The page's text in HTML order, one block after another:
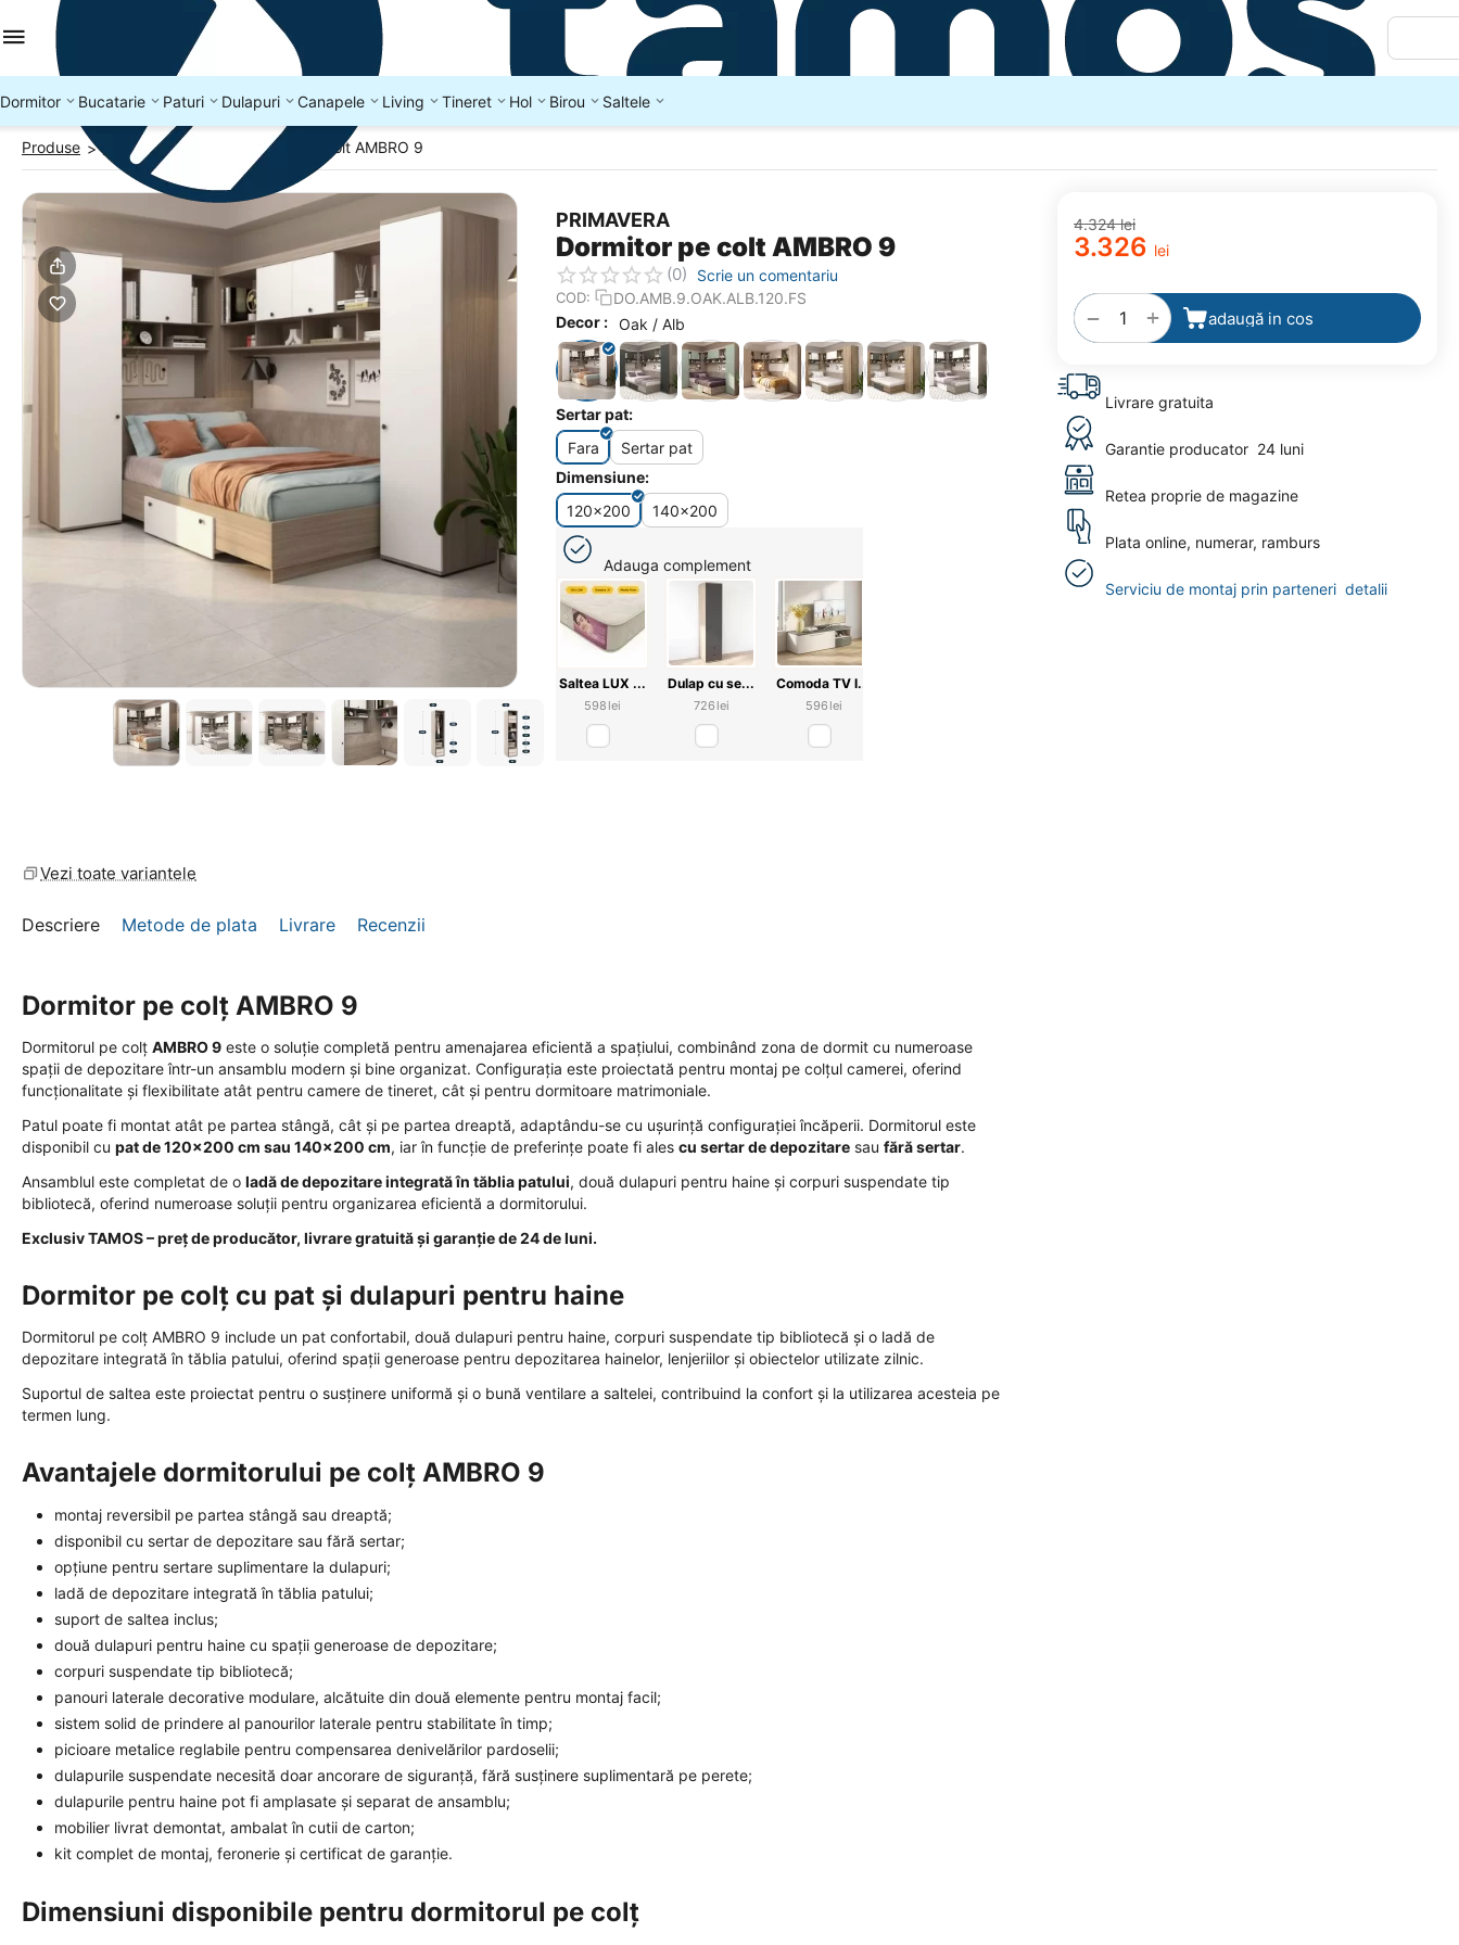
Dormitor Bucatarie Paturi Dulapuri Canapele Living Tineret Hol Birou Saltele
Produse > Dormitoare colt Dormitor pe colt AMBRO 9
PRIMAVERA
Dormitor pe colt AMBRO 9
(0) Scrie un comentariu
COD:
DO.AMB.9.OAK.ALB.120.FS
Decor : Oak / Alb
Sertar pat:
Fara
Sertar pat
Dimensiune:
120x200
140x200
Adauga complement
Saltea LUX ...
‍598‍ lei
Dulap cu se...
‍726‍ lei
Comoda TV l...
‍596‍ lei
4.324 lei
3.326 lei
+
− adaugă in cos
la
favorite
Livrare gratuita
Garantie producator 24 luni
Retea proprie de magazine
Plata online, numerar, ramburs
Serviciu de montaj prin parteneri detalii
Vezi toate variantele
Descriere Metode de plata Livrare Recenzii
Dormitor pe colț AMBRO 9
Dormitorul pe colț AMBRO 9 este o soluție completă pentru amenajarea eficientă a spațiului, combinând zona de dormit cu numeroase
spații de depozitare într-un ansamblu modern și bine organizat. Configurația este proiectată pentru montaj pe colțul camerei, oferind
funcționalitate și flexibilitate atât pentru camere de tineret, cât și pentru dormitoare matrimoniale.
Patul poate fi montat atât pe partea stângă, cât și pe partea dreaptă, adaptându-se cu ușurință configurației încăperii. Dormitorul este
disponibil cu pat de 120x200 cm sau 140x200 cm, iar în funcție de preferințe poate fi ales cu sertar de depozitare sau fără sertar.
Ansamblul este completat de o ladă de depozitare integrată în tăblia patului, două dulapuri pentru haine și corpuri suspendate tip
bibliotecă, oferind numeroase soluții pentru organizarea eficientă a dormitorului.
Exclusiv TAMOS – preț de producător, livrare gratuită și garanție de 24 de luni.
Dormitor pe colț cu pat și dulapuri pentru haine
Dormitorul pe colț AMBRO 9 include un pat confortabil, două dulapuri pentru haine, corpuri suspendate tip bibliotecă și o ladă de
depozitare integrată în tăblia patului, oferind spații generoase pentru depozitarea hainelor, lenjeriilor și obiectelor utilizate zilnic.
Suportul de saltea este proiectat pentru o susținere uniformă și o bună ventilare a saltelei, contribuind la confort și la utilizarea acesteia pe
termen lung.
Avantajele dormitorului pe colț AMBRO 9
montaj reversibil pe partea stângă sau dreaptă;
disponibil cu sertar de depozitare sau fără sertar;
opțiune pentru sertare suplimentare la dulapuri;
ladă de depozitare integrată în tăblia patului;
suport de saltea inclus;
două dulapuri pentru haine cu spații generoase de depozitare;
corpuri suspendate tip bibliotecă;
panouri laterale decorative modulare, alcătuite din două elemente pentru montaj facil;
sistem solid de prindere al panourilor laterale pentru stabilitate în timp;
picioare metalice reglabile pentru compensarea denivelărilor pardoselii;
dulapurile suspendate necesită doar ancorare de siguranță, fără susținere suplimentară pe perete;
dulapurile pentru haine pot fi amplasate și separat de ansamblu;
mobilier livrat demontat, ambalat în cutii de carton;
kit complet de montaj, feronerie și certificat de garanție.
Dimensiuni disponibile pentru dormitorul pe colț